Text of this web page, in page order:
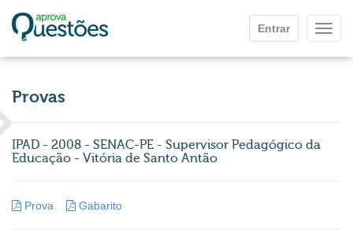
Entrar
Provas
IPAD - 2008 - SENAC-PE - Supervisor Pedagógico da
Educação - Vitória de Santo Antão
Prova Gabarito